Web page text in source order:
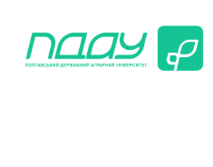
вмісту